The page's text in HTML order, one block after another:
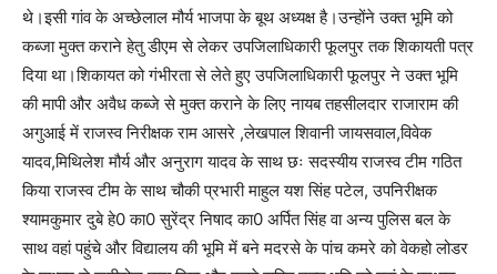
थे।इसी गांव के अच्छेलाल मौर्य भाजपा के बूथ अध्यक्ष है।उन्होंने उक्त भूमि को
कब्जा मुक्त कराने हेतु डीएम से लेकर उपजिलाधिकारी फूलपुर तक शिकायती पत्र
दिया था।शिकायत को गंभीरता से लेते हुए उपजिलाधिकारी फूलपुर ने उक्त भूमि
की मापी और अवैध कब्जे से मुक्त कराने के लिए नायब तहसीलदार राजाराम की
अगुआई में राजस्व निरीक्षक राम आसरे ,लेखपाल शिवानी जायसवाल,विवेक
यादव,मिथिलेश मौर्य और अनुराग यादव के साथ छः सदस्यीय राजस्व टीम गठित
किया राजस्व टीम के साथ चौकी प्रभारी माहुल यश सिंह पटेल, उपनिरीक्षक
श्यामकुमार दुबे हे0 का0 सुरेंद्र निषाद का0 अर्पित सिंह वा अन्य पुलिस बल के
साथ वहां पहुंचे और विद्यालय की भूमि में बने मदरसे के पांच कमरे को वेकहो लोडर